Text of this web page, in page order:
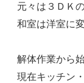
元々は３ＤＫ
和室は洋室に
解体作業から
現在キッチン